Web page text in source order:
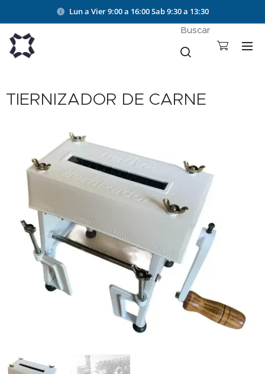
Lun a Vier 9:00 a 16:00Sab 9:30 a 13:30
Buscar
TIERNIZADOR DE CARNE